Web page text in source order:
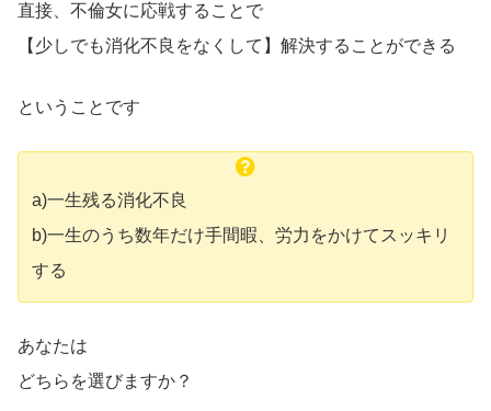
直接、不倫女に応戦することで
【少しでも消化不良をなくして】解決することができる
ということです
a)一生残る消化不良
b)一生のうち数年だけ手間暇、労力をかけてスッキリ
する
あなたは
どちらを選びますか？